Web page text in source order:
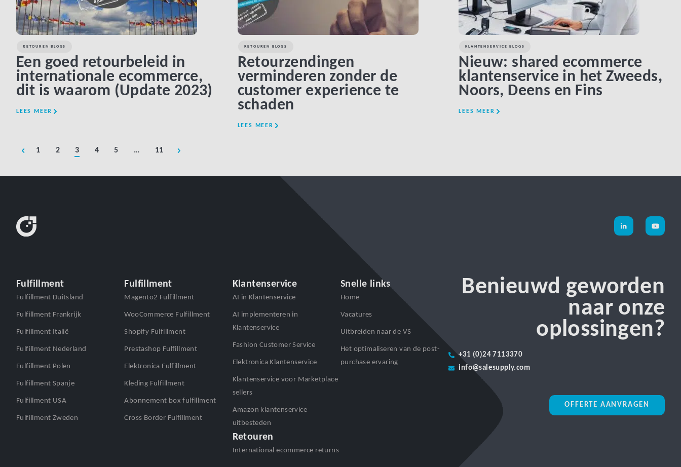
RETOUREN BLOGS
Een goed retourbeleid in
internationale ecommerce,
dit is waarom (Update 2023)
LEES MEER
RETOUREN BLOGS
Retourzendingen
verminderen zonder de
customer experience te
schaden
LEES MEER
KLANTENSERVICE BLOGS
Nieuw: shared ecommerce
klantenservice in het Zweeds,
Noors, Deens en Fins
LEES MEER
1 2 3 4 5 … 11
Fulfillment
Fulfillment Duitsland
Fulfillment Frankrijk
Fulfillment Italië
Fulfillment Nederland
Fulfillment Polen
Fulfillment Spanje
Fulfillment USA
Fulfillment Zweden
Fulfillment
Magento2 Fulfillment
WooCommerce Fulfillment
Shopify Fulfillment
Prestashop Fulfillment
Elektronica Fulfillment
Kleding Fulfillment
Abonnement box fulfillment
Cross Border Fulfillment
Klantenservice
AI in Klantenservice
AI implementeren in
Klantenservice
Fashion Customer Service
Elektronica Klantenservice
Klantenservice voor Marketplace
sellers
Amazon klantenservice
uitbesteden
Retouren
International ecommerce returns
Snelle links
Home
Vacatures
Uitbreiden naar de VS
Het optimaliseren van de post-
purchase ervaring
Benieuwd geworden
naar onze
oplossingen?
+31 (0)24 7113370
info@salesupply.com
OFFERTE AANVRAGEN